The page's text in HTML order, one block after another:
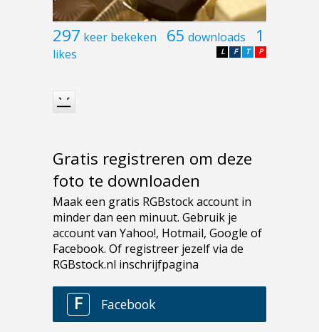
297 keer bekeken 65 downloads 1
likes P
T
F
L
Gratis registreren om deze
foto te downloaden